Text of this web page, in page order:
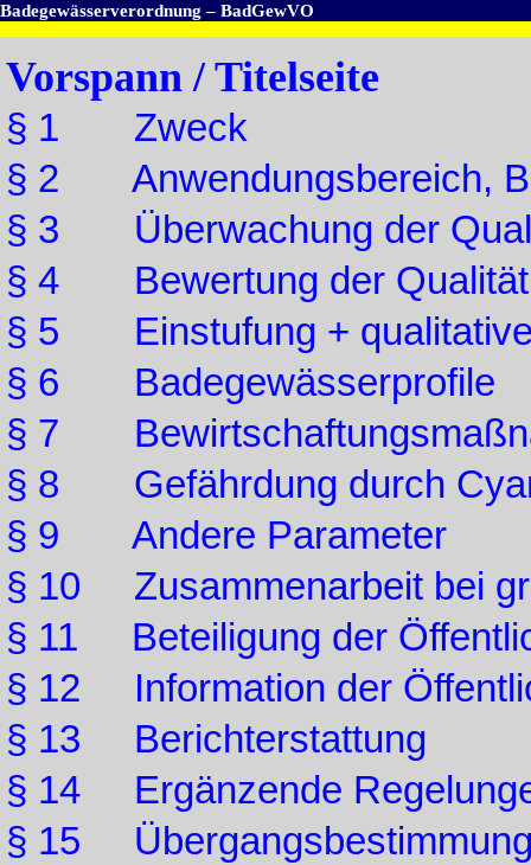
Badegewässerverordnung – BadGewVO
Vorspann / Titelseite
§ 1 Zweck
§ 2 Anwendungsbereich,
§ 3 Überwachung der
§ 4 Bewertung der Qualität
§ 5 Einstufung +
§ 6 Badegewässerprofile
§ 7
§ 8 Gefährdung durch
§ 9 Andere Parameter
§ 10 Zusammenarbeit bei
§ 11 Beteiligung der
§ 12 Information der
§ 13 Berichterstattung
§ 14 Ergänzende
§ 15